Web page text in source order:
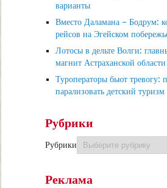
варианты
Вместо Даламана – Бодрум:
рейсов на Эгейском
Лотосы в дельте Волги:
магнит Астраханской области
Туроператоры бьют тревогу:
парализовать детский туризм
Рубрики
Рубрики
Реклама